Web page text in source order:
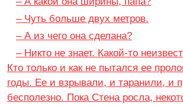
– Чуть больше двух метров.
– А из чего она сделана?
– Никто не знает. Какой-то
Кто только и как не пытался ее
годы. Ее и взрывали, и таранили, и
бесполезно. Пока Стена росла,